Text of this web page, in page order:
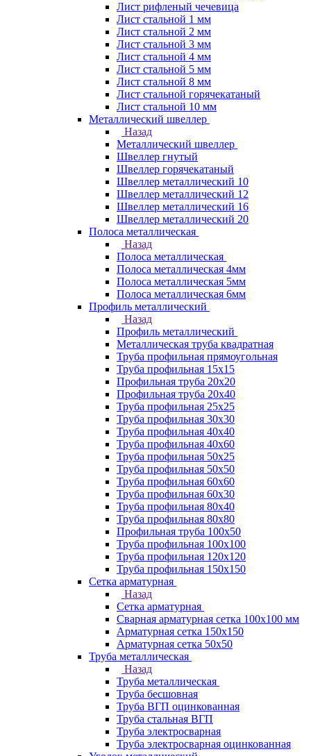
Лист рифленый чечевица
Лист стальной 1 мм
Лист стальной 2 мм
Лист стальной 3 мм
Лист стальной 4 мм
Лист стальной 5 мм
Лист стальной 8 мм
Лист стальной горячекатаный
Лист стальной 10 мм
Металлический швеллер
Назад
Металлический швеллер
Швеллер гнутый
Швеллер горячекатаный
Швеллер металлический 10
Швеллер металлический 12
Швеллер металлический 16
Швеллер металлический 20
Полоса металлическая
Назад
Полоса металлическая
Полоса металлическая 4мм
Полоса металлическая 5мм
Полоса металлическая 6мм
Профиль металлический
Назад
Профиль металлический
Металлическая труба квадратная
Труба профильная прямоугольная
Труба профильная 15х15
Профильная труба 20х20
Профильная труба 20х40
Труба профильная 25х25
Труба профильная 30x30
Труба профильная 40х40
Труба профильная 40х60
Труба профильная 50х25
Труба профильная 50х50
Труба профильная 60x60
Труба профильная 60х30
Труба профильная 80х40
Труба профильная 80х80
Профильная труба 100х50
Труба профильная 100х100
Труба профильная 120х120
Труба профильная 150х150
Сетка арматурная
Назад
Сетка арматурная
Сварная арматурная сетка 100х100 мм
Арматурная сетка 150х150
Арматурная сетка 50х50
Труба металлическая
Назад
Труба металлическая
Труба бесшовная
Труба ВГП оцинкованная
Труба стальная ВГП
Труба электросварная
Труба электросварная оцинкованная